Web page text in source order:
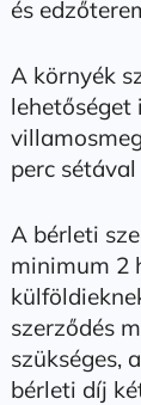
és
A környék
lehetőséget
perc
A bérleti
minimum 2
szerződés
szükséges,
bérleti díj